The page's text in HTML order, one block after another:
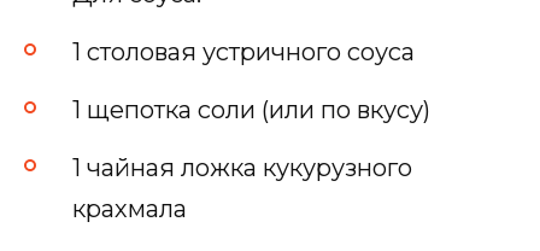
1 столовая устричного соуса
1 щепотка соли (или по вкусу)
1 чайная ложка кукурузного
крахмала